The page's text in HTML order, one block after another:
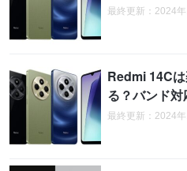
最終更新：2024
Redmi 14C
る？バンド
最終更新：2024